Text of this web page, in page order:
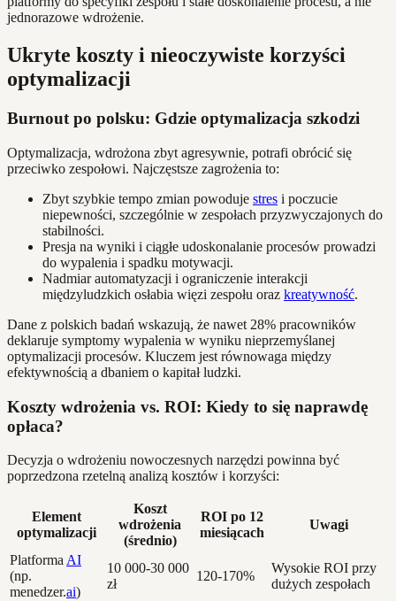
jednorazowe wdrożenie.
Ukryte koszty i nieoczywiste korzyści
optymalizacji
Burnout po polsku: Gdzie optymalizacja szkodzi
Optymalizacja, wdrożona zbyt agresywnie, potrafi obrócić się
przeciwko zespołowi. Najczęstsze zagrożenia to:
Zbyt szybkie tempo zmian powoduje stres i poczucie
niepewności, szczególnie w zespołach przyzwyczajonych do
stabilności.
Presja na wyniki i ciągłe udoskonalanie procesów prowadzi
do wypalenia i spadku motywacji.
Nadmiar automatyzacji i ograniczenie interakcji
międzyludzkich osłabia więzi zespołu oraz kreatywność.
Dane z polskich badań wskazują, że nawet 28% pracowników
deklaruje symptomy wypalenia w wyniku nieprzemyślanej
optymalizacji procesów. Kluczem jest równowaga między
efektywnością a dbaniem o kapitał ludzki.
Koszty wdrożenia vs. ROI: Kiedy to się naprawdę
opłaca?
Decyzja o wdrożeniu nowoczesnych narzędzi powinna być
poprzedzona rzetelną analizą kosztów i korzyści:
Element
optymalizacji
Koszt
wdrożenia
(średnio)
ROI po 12
miesiącach
Uwagi
PlatformaAI
(np.
menedzer.ai)
10 000-30 000
zł
120-170%
Wysokie ROI przy
dużych zespołach